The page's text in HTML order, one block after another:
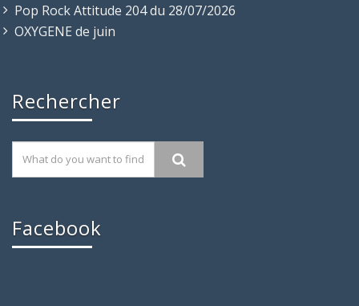
Pop Rock Attitude 204 du 28/07/2026
OXYGENE de juin
Rechercher
Facebook